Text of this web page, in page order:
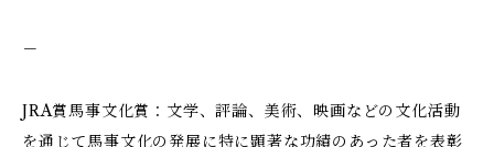
－
JRA賞馬事文化賞：文学、評論、美術、映画などの文化活動
を通じて馬事文化の発展に特に顕著な功績のあった者を表彰